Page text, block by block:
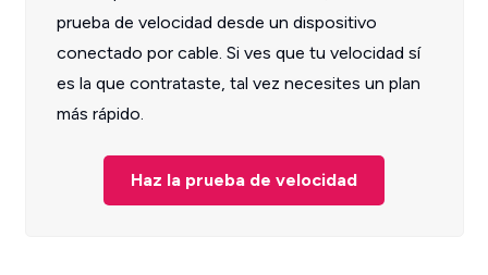
prueba de velocidad desde un dispositivo
conectado por cable. Si ves que tu velocidad sí
es la que contrataste, tal vez necesites un plan
más rápido.
Haz la prueba de velocidad